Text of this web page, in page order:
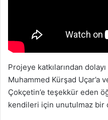
Projeye katkılarından
Muhammed Kürşad Uçar’a
Çokçetin’e teşekkür eden
kendileri için unutulmaz